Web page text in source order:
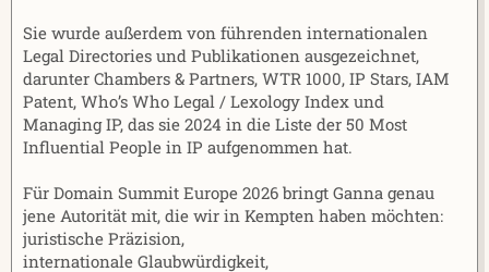
Sie wurde außerdem von führenden internationalen
Legal Directories und Publikationen ausgezeichnet,
darunter Chambers & Partners, WTR 1000, IP Stars, IAM
Patent, Who’s Who Legal / Lexology Index und
Managing IP, das sie 2024 in die Liste der 50 Most
Influential People in IP aufgenommen hat.
Für Domain Summit Europe 2026 bringt Ganna genau
jene Autorität mit, die wir in Kempten haben möchten:
juristische Präzision,
internationale Glaubwürdigkeit,